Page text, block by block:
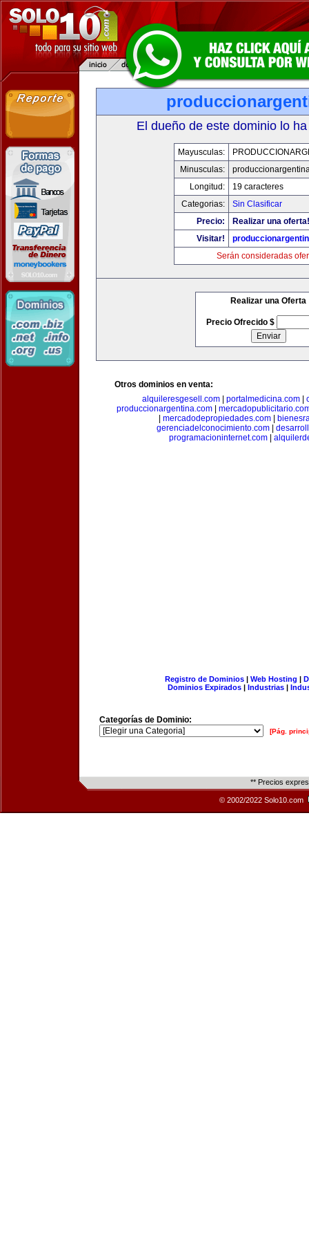
El dueño de este dominio lo
Mayusculas:
Minusculas:
Longitud:
19 caracteres
Categorias:
Sin Clasificar
Precio:
Realizar una oferta!
Visitar!
Serán consideradas
Realizar una Oferta
Precio Ofrecido $
Otros dominios en venta:
alquileresgesell.com
portalmedicina.com
produccionargentina.com|
mercadodepropiedades.com
gerenciadelconocimiento.com|
programacioninternet.com|
Registro de Dominios| Web Hosting |
Dominios Expirados | Industrias |
Categorías de Dominio:
[Pág.
** Precios
© 2002/2022 Solo10.com